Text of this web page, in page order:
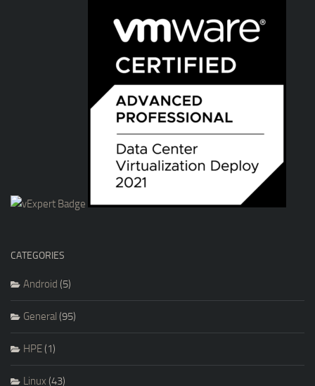
CATEGORIES
Android (5)
General (95)
HPE(1)
Linux (43)